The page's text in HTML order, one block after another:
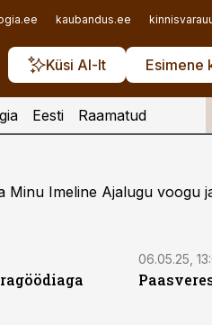
kaubandus.ee
Küsi AI-lt Esimene
Eesti Raamatud
Minu Imeline Ajalugu voogu
06.05.25,